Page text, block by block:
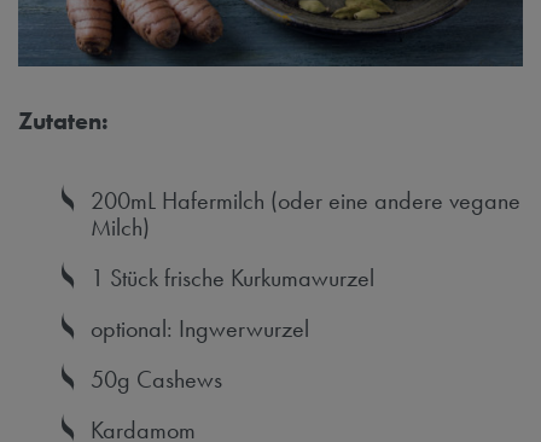
Zutaten:
200mL Hafermilch (oder eine andere vegane
Milch)
1 Stück frische Kurkumawurzel
optional: Ingwerwurzel
50g Cashews
Kardamom